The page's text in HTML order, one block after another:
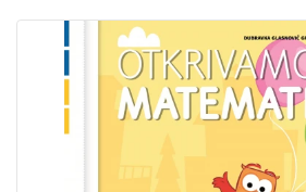
KNJIGE
PRIBOR
OPREMA